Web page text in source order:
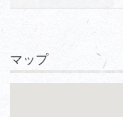
マップ